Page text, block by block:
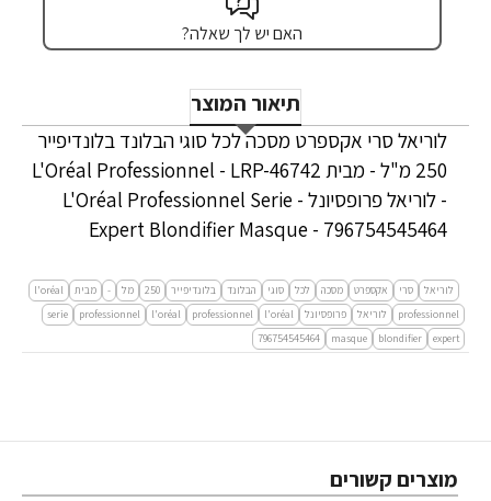
האם יש לך שאלה?
תיאור המוצר
לוריאל סרי אקספרט מסכה לכל סוגי הבלונד בלונדיפייר
250 מ"ל - מבית L'Oréal Professionnel - LRP-46742
- לוריאל פרופסיונל - L'Oréal Professionnel Serie
Expert Blondifier Masque - 796754545464
לוריאל סרי אקספרט מסכה לכל סוגי הבלונד בלונדיפייר 250 מל - מבית
l'oréal
professionnel
לוריאל פרופסיונל l'oréal
professionnel
l'oréal
professionnel
serie
expert
blondifier
masque
796754545464
מוצרים קשורים